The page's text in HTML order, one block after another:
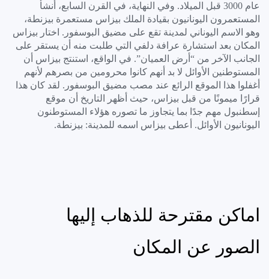
عام 3000 قبل الميلاد. وفي النهاية، في القرن السابع، أنشأ
المستعمرون اليونانيون بقيادة الملك بيزاس مستعمرة بيزنطة،
وهو الاسم اليوناني لمدينة تقع على مضيق البوسفور. اختار بيزاس
المكان بعد استشارة عرافة دلفي التي طلبت منه أن يستقر على
الجانب الآخر من “أرض العميان”. في الواقع، استنتج بيزاس أن
المستوطنين الأوائل لا بد أنهم كانوا محرومين من بصرهم لأنهم
أغفلوا هذا الموقع الرائع عند مصب مضيق البوسفور. لقد كان هذا
قرارًا ميمونًا من قبل بيزاس، حيث أظهر التاريخ أن موقع
إسطنبول مهم جدًا بما يتجاوز ما تصوره هؤلاء المستوطنون
اليونانيون الأوائل. أعطى بيزاس اسمه للمدينة: بيزنطة.
اماكن مقترحة للذهاب إليها
الصور عن المكان